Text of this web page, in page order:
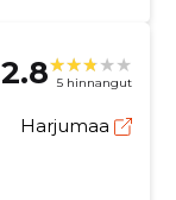
2.8 5 hinnangut
Harjumaa